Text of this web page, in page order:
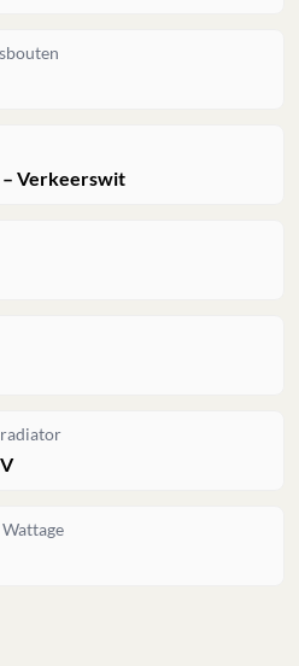
– Verkeerswit
Wattage